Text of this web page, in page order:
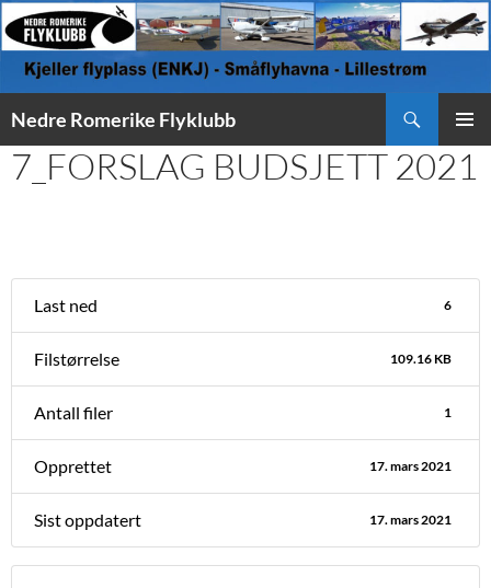
Nedre Romerike Flyklubb
TIL
INNHOLD
7_FORSLAG BUDSJETT 2021
Last ned 6
Filstørrelse 109.16 KB
Antall filer 1
Opprettet 17. mars 2021
Sist oppdatert 17. mars 2021